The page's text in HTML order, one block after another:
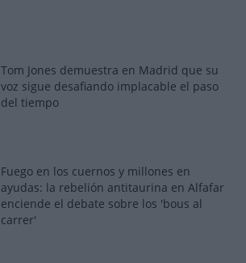
Tom Jones demuestra en Madrid que su
voz sigue desafiando implacable el paso
del tiempo
Fuego en los cuernos y millones en
ayudas: la rebelión antitaurina en Alfafar
enciende el debate sobre los 'bous al
carrer'